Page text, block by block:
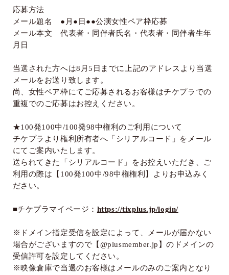
応募方法
メール題名 ●月●日●●公演女性ペア枠応募
メール本文 代表者・同伴者氏名・代表者・同伴者生年
月日
当選された方へは8 月5 日までに上記のアドレスより当選
メールをお送り致します。
尚、女性ペア枠にてご応募されるお客様はチケプラでの
重複でのご応募はお控えください。
★100発100中/100発98中権利のご利用について
チケプラより権利所有者へ「シリアルコード」をメール
にてご案内いたします。
送られてきた「シリアルコード」をお控えいただき、ご
利用の際は【 100発100中/98中権権利】よりお申込みく
ださい。
■チケプラマイページ： https://tixplus.jp/login/
※ドメイン指定受信を設定によって、メールが届かない
場合がございますので【 @plusmember.jp 】のドメインの
受信許可を設定してください。
※映像倉庫で当選のお客様はメールのみのご案内となり